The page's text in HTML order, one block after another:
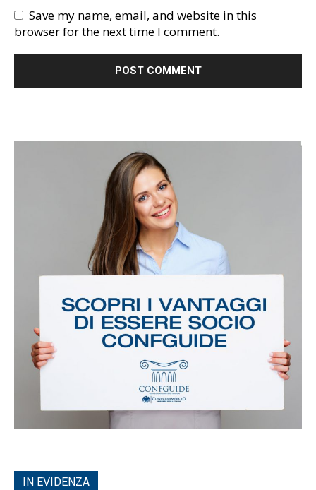
Save my name, email, and website in this
browser for the next time I comment.
IN EVIDENZA